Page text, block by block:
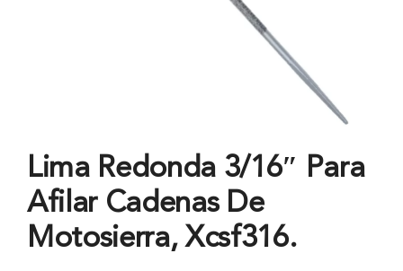
Lima Redonda 3/16″ Para
Afilar Cadenas De
Motosierra, Xcsf316.